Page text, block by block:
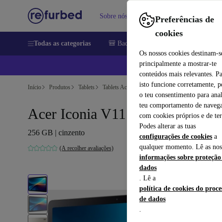
Preferências de
cookies
Os nossos cookies destinam-
principalmente a mostrar-te
conteúdos mais relevantes.
isto funcione corretamente,
o teu consentimento para
teu comportamento de
com cookies próprios e de
Podes alterar as tuas
configurações de cookies a
qualquer momento. Lê as
informações sobre
dados
. Lê a
política de cookies do
de dados
.
Sobre nós Vender Ajuda
Todas as categorias 🎒 Back to school
📱
Início Produtos Tablets Tablets Acer
Acer Iconia V11 | 11-polegadas
256 GB | cinzento
(A recolher avaliações)